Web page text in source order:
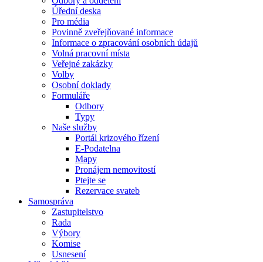
Úřední deska
Pro média
Povinně zveřejňované informace
Informace o zpracování osobních údajů
Volná pracovní místa
Veřejné zakázky
Volby
Osobní doklady
Formuláře
Odbory
Typy
Naše služby
Portál krizového řízení
E-Podatelna
Mapy
Pronájem nemovitostí
Ptejte se
Rezervace svateb
Samospráva
Zastupitelstvo
Rada
Výbory
Komise
Usnesení